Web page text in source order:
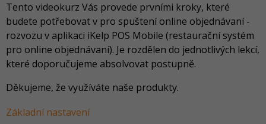
Tento videokurz Vás provede prvními kroky, které
budete potřebovat v pro spuštení online objednávaní -
rozvozu v aplikaci iKelp POS Mobile (restaurační systém
pro online objednávaní). Je rozdělen do jednotlivých lekcí,
které doporučujeme absolvovat postupně.
Děkujeme, že využíváte naše produkty.
Základní nastavení